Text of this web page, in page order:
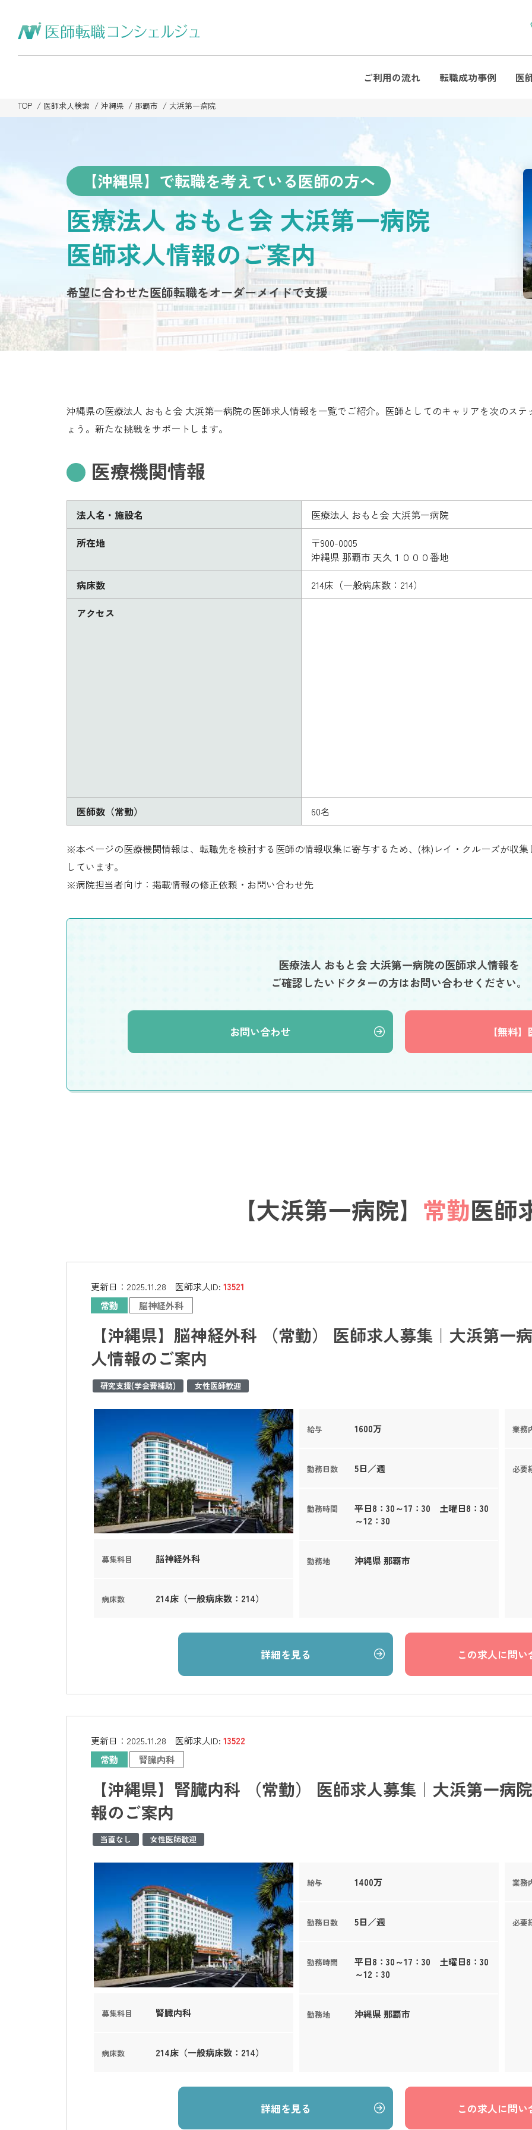
ご利用の流れ 転職成功事例 医
TOP 医師求人検索 沖縄県 那覇市 大浜第一病院
【沖縄県】で転職を考えている医師の方へ
医療法人 おもと会 大浜第一病院
医師求人情報のご案内
希望に合わせた医師転職をオーダーメイドで支援
沖縄県の医療法人 おもと会 大浜第一病院の医師求人情報を一覧でご紹介。医師としてのキャリアを次のス
ょう。新たな挑戦をサポートします。
医療機関情報
法人名・施設名
医療法人 おもと会 大浜第一病院
所在地
〒900-0005
沖縄県 那覇市 天久１０００番地
病床数
214床（一般病床数：214）
アクセス
医師数（常勤） 60名
※本ページの医療機関情報は、転職先を検討する医師の情報収集に寄与するため、(株)レイ・クルーズが収
しています。
※病院担当者向け：掲載情報の修正依頼・お問い合わせ先
医療法人 おもと会 大浜第一病院の医師求人情報を
ご確認したいドクターの方はお問い合わせください。
お問い合わせ 【無料
【大浜第一病院】 常勤医師
更新日： 2025.11.28 医師求人ID: 13521
常勤
脳神経外科
【沖縄県】脳神経外科 （常勤） 医師求人募集｜大浜第一
人情報のご案内
研究支援(学会費補助) 女性医師歓迎
募集科目 脳神経外科
病床数 214床（一般病床数：214）
給与 1600万
勤務日数 5日／週
勤務時間
平日8：30～17：30 土曜日8：30
～12：30
勤務地 沖縄県 那覇市
業務
必要
詳細を見る この求人に問い
更新日： 2025.11.28 医師求人ID: 13522
常勤
腎臓内科
【沖縄県】腎臓内科 （常勤） 医師求人募集｜大浜第一病
報のご案内
当直なし 女性医師歓迎
募集科目 腎臓内科
病床数 214床（一般病床数：214）
給与 1400万
勤務日数 5日／週
勤務時間
平日8：30～17：30 土曜日8：30
～12：30
勤務地 沖縄県 那覇市
業務
必要
詳細を見る この求人に問い